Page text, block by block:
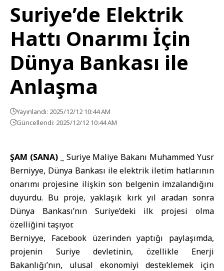
Suriye’de Elektrik
Hattı Onarımı İçin
Dünya Bankası ile
Anlaşma
Yayınlandı: 2025/12/12 10:44 AM
Güncellendi: 2025/12/12 10:44 AM
ŞAM (SANA) _ Suriye Maliye Bakanı Muhammed Yusr
Berniyye, Dünya Bankası ile elektrik iletim hatlarının
onarımı projesine ilişkin son belgenin imzalandığını
duyurdu. Bu proje, yaklaşık kırk yıl aradan sonra
Dünya Bankası’nın Suriye’deki ilk projesi olma
özelliğini taşıyor.
Berniyye, Facebook üzerinden yaptığı paylaşımda,
projenin Suriye devletinin, özellikle Enerji
Bakanlığı’nın, ulusal ekonomiyi desteklemek için